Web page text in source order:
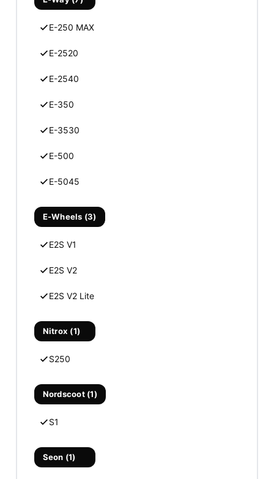
E-250 MAX
E-2520
E-2540
E-350
E-3530
E-500
E-5045
E-Wheels (3)
E2S V1
E2S V2
E2S V2 Lite
Nitrox (1)
S250
Nordscoot (1)
S1
Seon (1)